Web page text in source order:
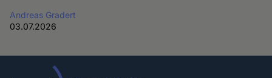
Andreas Gradert
03.07.2026